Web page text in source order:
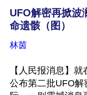
UFO解密再掀波
命遗骸（图）
林茵
【人民报消息】
公布第二批UFO解